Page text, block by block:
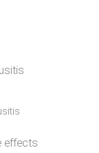
effects